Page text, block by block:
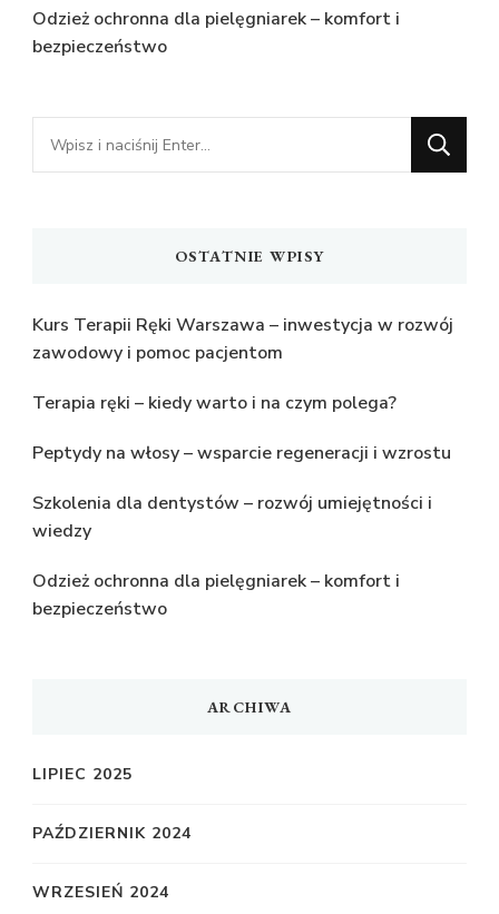
Odzież ochronna dla pielęgniarek – komfort i
bezpieczeństwo
Szukasz
czegoś?
OSTATNIE WPISY
Kurs Terapii Ręki Warszawa – inwestycja w rozwój
zawodowy i pomoc pacjentom
Terapia ręki – kiedy warto i na czym polega?
Peptydy na włosy – wsparcie regeneracji i wzrostu
Szkolenia dla dentystów – rozwój umiejętności i
wiedzy
Odzież ochronna dla pielęgniarek – komfort i
bezpieczeństwo
ARCHIWA
LIPIEC 2025
PAŹDZIERNIK 2024
WRZESIEŃ 2024